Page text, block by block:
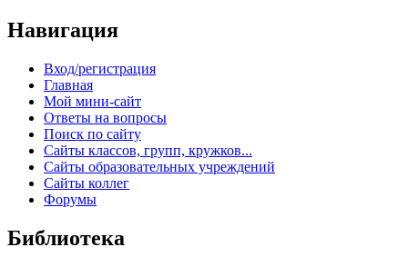
Навигация
Вход/регистрация
Главная
Мой мини-сайт
Ответы на вопросы
Поиск по сайту
Сайты классов, групп, кружков...
Сайты образовательных учреждений
Сайты коллег
Форумы
Библиотека